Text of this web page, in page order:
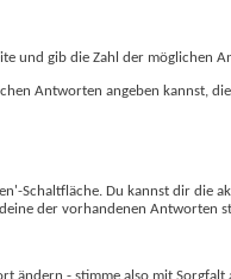
und gib die Zahl der möglichen
Antworten angeben kannst,
Du kannst dir die
der vorhandenen Antworten